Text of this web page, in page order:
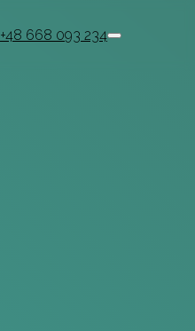
+48 668 093 234